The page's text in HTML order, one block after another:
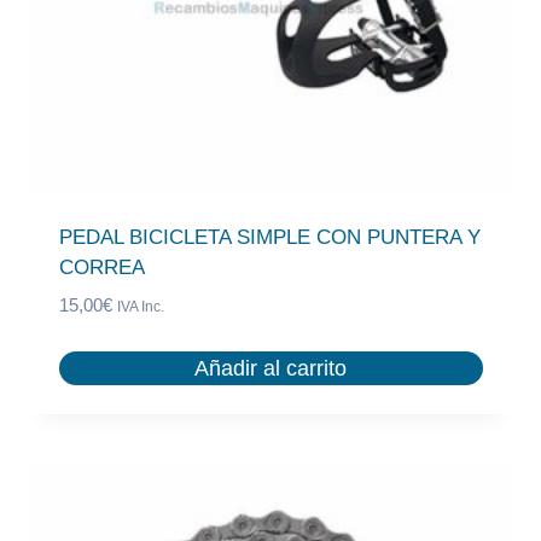
PEDAL BICICLETA SIMPLE CON PUNTERA Y
CORREA
15,00€ IVA Inc.
Añadir al carrito